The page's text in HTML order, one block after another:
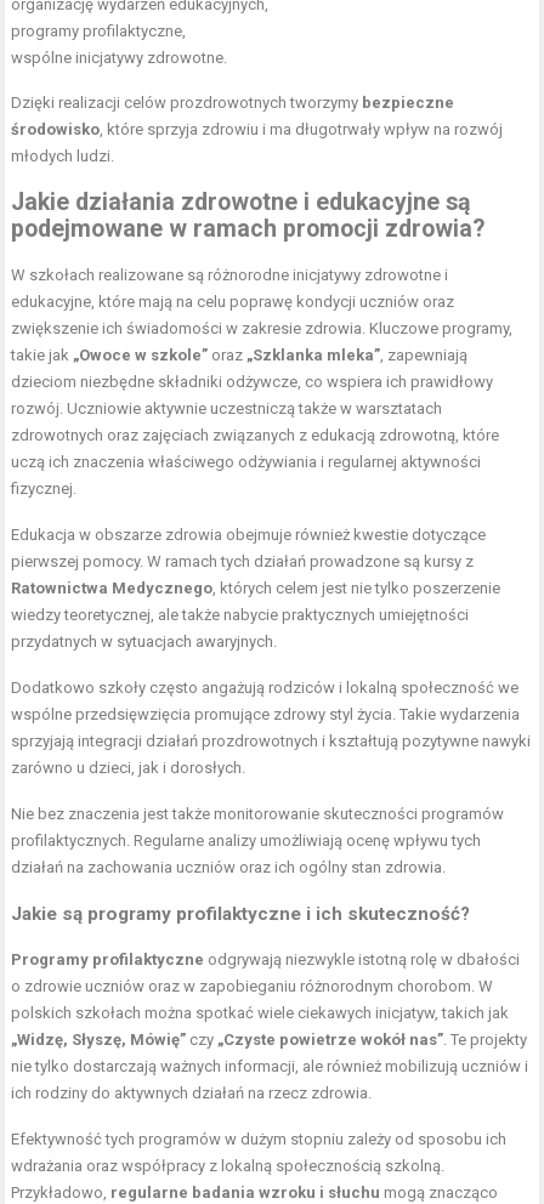
organizację wydarzeń edukacyjnych,
programy profilaktyczne,
wspólne inicjatywy zdrowotne.
Dzięki realizacji celów prozdrowotnych tworzymy bezpieczne
środowisko, które sprzyja zdrowiu i ma długotrwały wpływ na rozwój
młodych ludzi.
Jakie działania zdrowotne i edukacyjne są
podejmowane w ramach promocji zdrowia?
W szkołach realizowane są różnorodne inicjatywy zdrowotne i
edukacyjne, które mają na celu poprawę kondycji uczniów oraz
zwiększenie ich świadomości w zakresie zdrowia. Kluczowe programy,
takie jak „Owoce w szkole” oraz „Szklanka mleka”, zapewniają
dzieciom niezbędne składniki odżywcze, co wspiera ich prawidłowy
rozwój. Uczniowie aktywnie uczestniczą także w warsztatach
zdrowotnych oraz zajęciach związanych z edukacją zdrowotną, które
uczą ich znaczenia właściwego odżywiania i regularnej aktywności
fizycznej.
Edukacja w obszarze zdrowia obejmuje również kwestie dotyczące
pierwszej pomocy. W ramach tych działań prowadzone są kursy z
Ratownictwa Medycznego, których celem jest nie tylko poszerzenie
wiedzy teoretycznej, ale także nabycie praktycznych umiejętności
przydatnych w sytuacjach awaryjnych.
Dodatkowo szkoły często angażują rodziców i lokalną społeczność we
wspólne przedsięwzięcia promujące zdrowy styl życia. Takie wydarzenia
sprzyjają integracji działań prozdrowotnych i kształtują pozytywne nawyki
zarówno u dzieci, jak i dorosłych.
Nie bez znaczenia jest także monitorowanie skuteczności programów
profilaktycznych. Regularne analizy umożliwiają ocenę wpływu tych
działań na zachowania uczniów oraz ich ogólny stan zdrowia.
Jakie są programy profilaktyczne i ich skuteczność?
Programy profilaktyczne odgrywają niezwykle istotną rolę w dbałości
o zdrowie uczniów oraz w zapobieganiu różnorodnym chorobom. W
polskich szkołach można spotkać wiele ciekawych inicjatyw, takich jak
„Widzę, Słyszę, Mówię” czy „Czyste powietrze wokół nas”. Te projekty
nie tylko dostarczają ważnych informacji, ale również mobilizują uczniów i
ich rodziny do aktywnych działań na rzecz zdrowia.
Efektywność tych programów w dużym stopniu zależy od sposobu ich
wdrażania oraz współpracy z lokalną społecznością szkolną.
Przykładowo, regularne badania wzroku i słuchu mogą znacząco